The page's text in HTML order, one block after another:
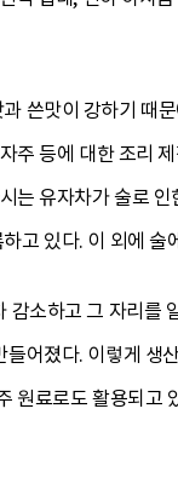
쓴맛이 강하기 때
주 등에 대한 조리
는 유자차가 술로
고 있다. 이 외에
소하고 그 자리를
어졌다. 이렇게
원료로도 활용되고